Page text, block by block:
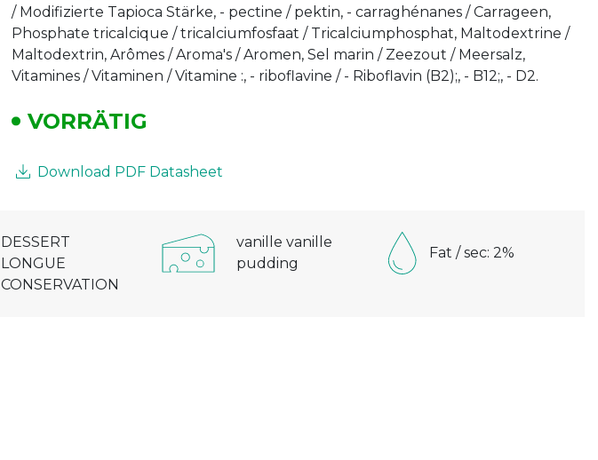
/ Modifizierte Tapioca Stärke, - pectine / pektin, - carraghénanes / Carrageen,
Phosphate tricalcique / tricalciumfosfaat / Tricalciumphosphat, Maltodextrine /
Maltodextrin, Arômes / Aroma's / Aromen, Sel marin / Zeezout / Meersalz,
Vitamines / Vitaminen / Vitamine :, - riboflavine / - Riboflavin (B2);, - B12;, - D2.
VORRÄTIG
Download PDF Datasheet
DESSERT
LONGUE
CONSERVATION
vanille vanille
pudding
Fat / sec: 2%